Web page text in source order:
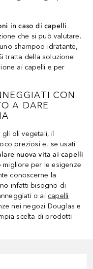
in caso di capelli
che si può valutare.
shampoo idratante,
tratta della soluzione
ai capelli e per
CON
A DARE
oli vegetali, il
preziosi e, se usati
nuova vita ai capelli
migliore per le esigenze
conoscerne la
infatti bisogno di
o ai capelli
nei negozi Douglas e
scelta di prodotti